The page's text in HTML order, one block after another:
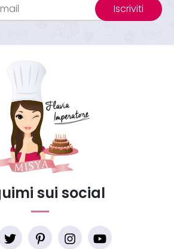
Iscriviti
sui social